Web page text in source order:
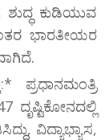
ಕುಡಿಯುವ
ಭಾರತೀಯರ
ಪ್ರಧಾನಮಂತ್ರಿ
ವಿದ್ಯಾಭ್ಯಾಸ,